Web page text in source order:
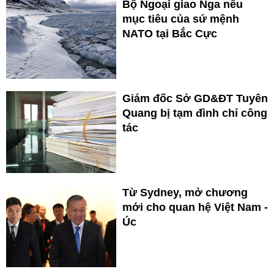
Bộ Ngoại giao Nga nêu
mục tiêu của sứ mệnh
NATO tại Bắc Cực
Giám đốc Sở GD&ĐT Tuyên
Quang bị tạm đình chỉ công
tác
Từ Sydney, mở chương
mới cho quan hệ Việt Nam -
Úc